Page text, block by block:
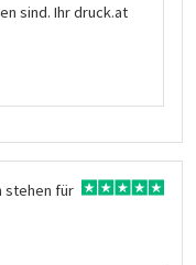
sind. Ihr druck.at
stehen für